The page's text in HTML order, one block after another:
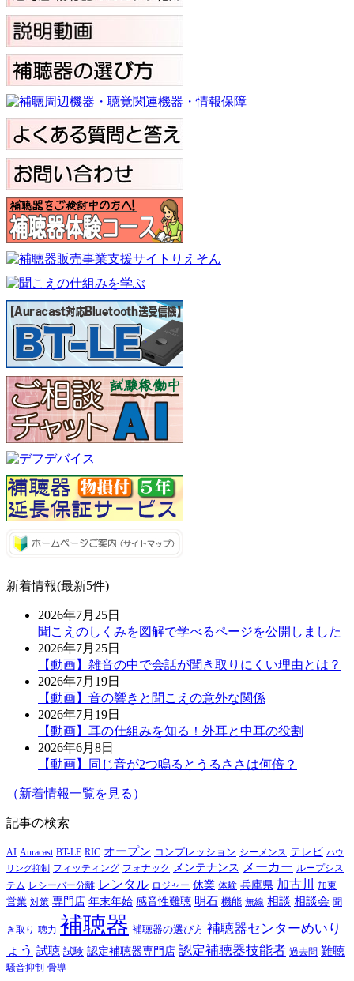
新着情報(最新5件)
2026年7月25日
聞こえのしくみを図解で学べるページを公開しました
2026年7月25日
【動画】雑音の中で会話が聞き取りにくい理由とは？
2026年7月19日
【動画】音の響きと聞こえの意外な関係
2026年7月19日
【動画】耳の仕組みを知る！外耳と中耳の役割
2026年6月8日
【動画】同じ音が2つ鳴るとうるささは何倍？
（新着情報一覧を見る）
記事の検索
AI Auracast BT-LE RIC オープン コンプレッション シーメンス テレビ ハウ
リング抑制
フィッティング フォナック メンテナンス メーカー ループシス
テム レシーバー分離 レンタル ロジャー 休業 体験 兵庫県 加古川 加東
営業 対策 専門店 年末年始 感音性難聴 明石 機能 無線 相談 相談会 聞
き取り 聴力 補聴器 補聴器の選び方 補聴器センターめいり
ょう 試聴 試験 認定補聴器専門店 認定補聴器技能者 過去問 難聴
騒音抑制 骨導